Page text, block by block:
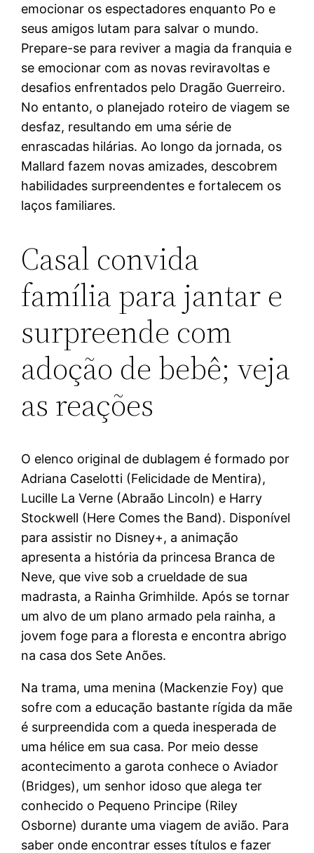
emocionar os espectadores enquanto Po e
seus amigos lutam para salvar o mundo.
Prepare-se para reviver a magia da franquia e
se emocionar com as novas reviravoltas e
desafios enfrentados pelo Dragão Guerreiro.
No entanto, o planejado roteiro de viagem se
desfaz, resultando em uma série de
enrascadas hilárias. Ao longo da jornada, os
Mallard fazem novas amizades, descobrem
habilidades surpreendentes e fortalecem os
laços familiares.
Casal convida
família para jantar e
surpreende com
adoção de bebê; veja
as reações
O elenco original de dublagem é formado por
Adriana Caselotti (Felicidade de Mentira),
Lucille La Verne (Abraão Lincoln) e Harry
Stockwell (Here Comes the Band). Disponível
para assistir no Disney+, a animação
apresenta a história da princesa Branca de
Neve, que vive sob a crueldade de sua
madrasta, a Rainha Grimhilde. Após se tornar
um alvo de um plano armado pela rainha, a
jovem foge para a floresta e encontra abrigo
na casa dos Sete Anões.
Na trama, uma menina (Mackenzie Foy) que
sofre com a educação bastante rígida da mãe
é surpreendida com a queda inesperada de
uma hélice em sua casa. Por meio desse
acontecimento a garota conhece o Aviador
(Bridges), um senhor idoso que alega ter
conhecido o Pequeno Principe (Riley
Osborne) durante uma viagem de avião. Para
saber onde encontrar esses títulos e fazer